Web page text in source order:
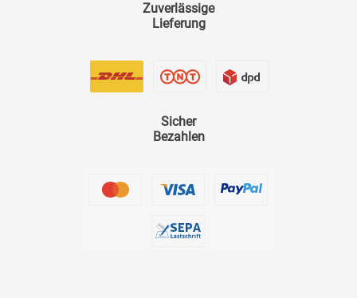
Zuverlässige
Lieferung
Sicher
Bezahlen